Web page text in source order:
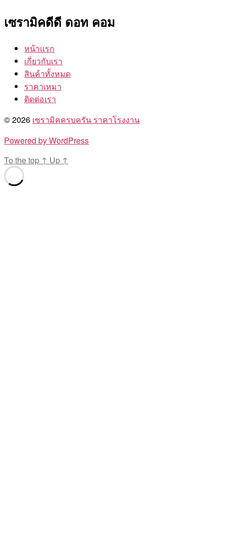
เซรามิคดีดี ดอท คอม
หน้าแรก
เกี่ยวกับเรา
สินค้าทั้งหมด
ราคาเหมา
ติดต่อเรา
© 2026 เซรามิคครบครัน ราคาโรงงาน
Powered by WordPress
To the top ↑ Up ↑